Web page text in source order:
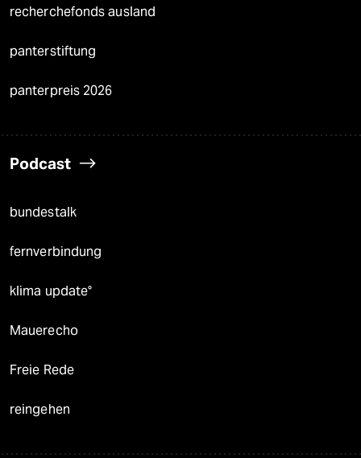
recherchefonds ausland
panterstiftung
panterpreis 2026
Podcast
bundestalk
fernverbindung
klima update°
Mauerecho
Freie Rede
reingehen